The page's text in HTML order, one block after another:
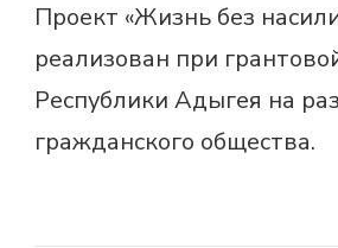
Проект «Жизнь без
реализован при
Республики Адыгея на
гражданского общества.